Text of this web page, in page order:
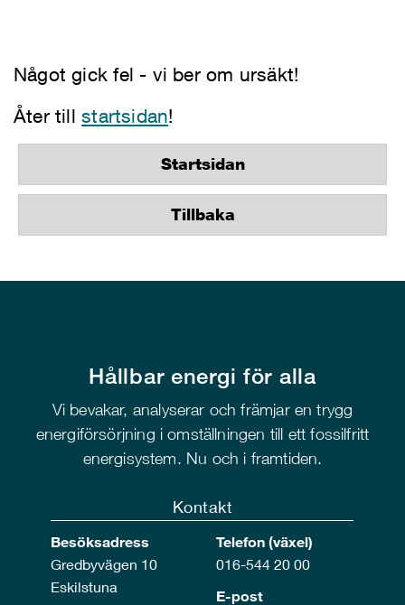
Något gick fel - vi ber om ursäkt!
Åter tillstartsidan!
Startsidan
Tillbaka
Hållbar energi för alla
Vi bevakar, analyserar och främjar en trygg
energiförsörjning i omställningen till ett fossilfritt
energisystem. Nu och i framtiden.
Kontakt
Besöksadress
Gredbyvägen 10
Eskilstuna
Telefon (växel)
016-544 20 00
E-post